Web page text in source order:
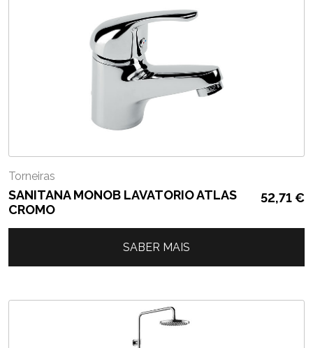
Torneiras
SANITANA MONOB LAVATORIO ATLAS
CROMO
52,71€
SABER MAIS